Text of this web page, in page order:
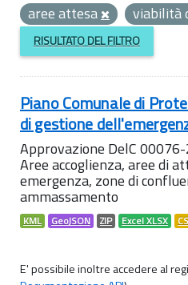
aree attesa
viabilità
RISULTATO DEL FILTRO
Piano Comunale di
di gestione
Approvazione DelC
Aree accoglienza, aree di
emergenza, zone di
ammassamento
KML GeoJSON ZIP Excel XLSX
E' possibile inoltre accedere al